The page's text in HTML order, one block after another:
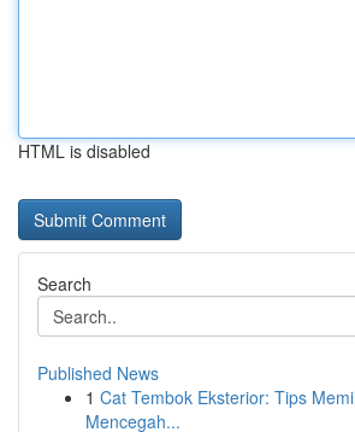
HTML is disabled
Search
Published News
1 Cat Tembok Eksterior: Tips
Mencegah...